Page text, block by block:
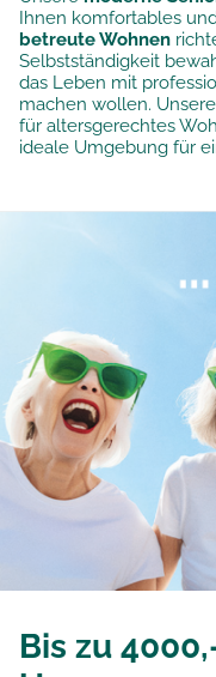
Ihnen komfortables
betreute Wohnen
Selbstständigkeit
das Leben mit
machen wollen. Unsere
für altersgerechtes
ideale Umgebung für
Bis zu